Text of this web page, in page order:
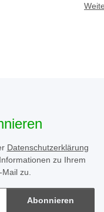
Datenschutzerklärung
zu Ihrem
zu.
Abonnieren